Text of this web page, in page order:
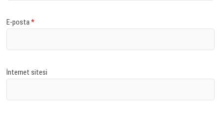
E-posta*
İnternet sitesi